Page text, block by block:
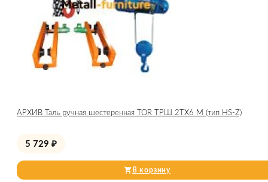
АРХИВ Таль ручная шестеренная TOR ТРШ 2ТХ6 М (тип HS-Z)
5 729 ₽
В корзину